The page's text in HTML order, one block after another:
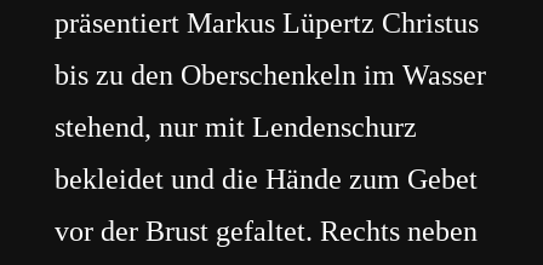
präsentiert Markus Lüpertz Christus
bis zu den Oberschenkeln im Wasser
stehend, nur mit Lendenschurz
bekleidet und die Hände zum Gebet
vor der Brust gefaltet. Rechts neben